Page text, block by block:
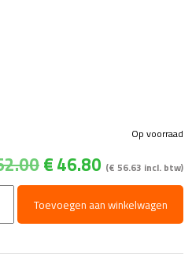
Oorspronkelijke
prijs
was:
€52.00.
€46.80 Huidige
prijs
is:
€46.80.
(€ 56.63 incl. btw)
Op voorraad
Toevoegen aan winkelwagen